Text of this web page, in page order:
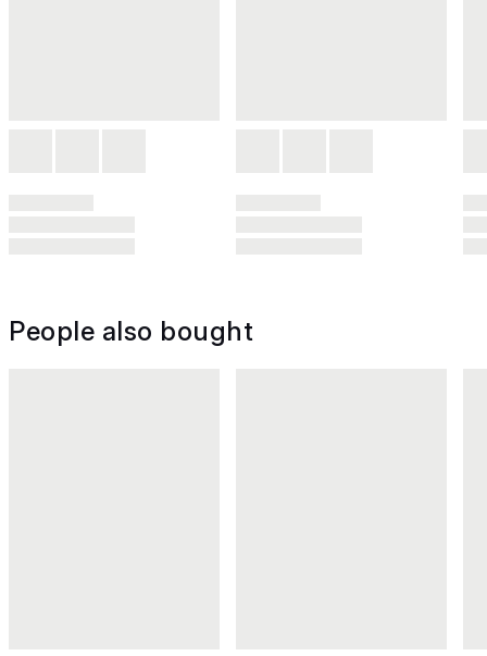
People also bought